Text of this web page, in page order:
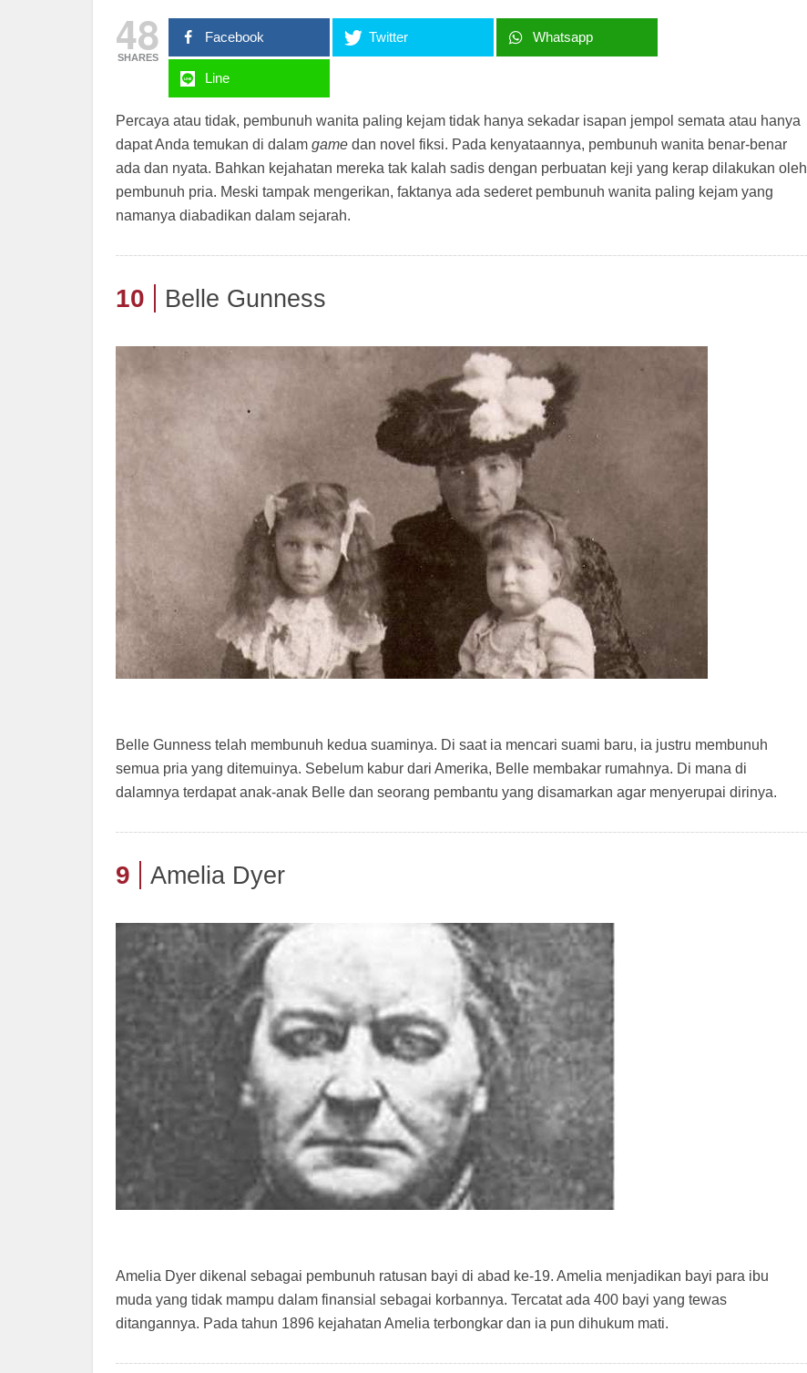
48
SHARES
Facebook Twitter Whatsapp
Line
Percaya atau tidak, pembunuh wanita paling kejam tidak hanya sekadar isapan jempol semata atau hanya
dapat Anda temukan di dalam game dan novel fiksi. Pada kenyataannya, pembunuh wanita benar-benar
ada dan nyata. Bahkan kejahatan mereka tak kalah sadis dengan perbuatan keji yang kerap dilakukan oleh
pembunuh pria. Meski tampak mengerikan, faktanya ada sederet pembunuh wanita paling kejam yang
namanya diabadikan dalam sejarah.
10 Belle Gunness
Belle Gunness telah membunuh kedua suaminya. Di saat ia mencari suami baru, ia justru membunuh
semua pria yang ditemuinya. Sebelum kabur dari Amerika, Belle membakar rumahnya. Di mana di
dalamnya terdapat anak-anak Belle dan seorang pembantu yang disamarkan agar menyerupai dirinya.
9 Amelia Dyer
Amelia Dyer dikenal sebagai pembunuh ratusan bayi di abad ke-19. Amelia menjadikan bayi para ibu
muda yang tidak mampu dalam finansial sebagai korbannya. Tercatat ada 400 bayi yang tewas
ditangannya. Pada tahun 1896 kejahatan Amelia terbongkar dan ia pun dihukum mati.